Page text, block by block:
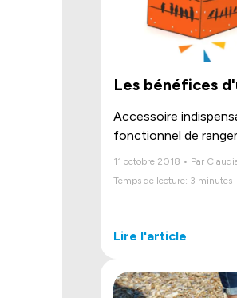
Les bénéfices
Accessoire
fonctionnel de
11 octobre 2018 • Par
Temps de lecture: 3 minutes
Lire l'article